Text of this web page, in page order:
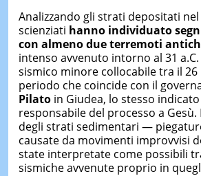
Analizzando gli strati depositati
scienziati hanno individuato
con almeno due terremoti
intenso avvenuto intorno al 31
sismico minore collocabile tra il 26
periodo che coincide con il
Pilatoin Giudea, lo stesso
responsabile del processo a
degli strati sedimentari —
causate da movimenti improvvisi
state interpretate come possibili
sismiche avvenute proprio in